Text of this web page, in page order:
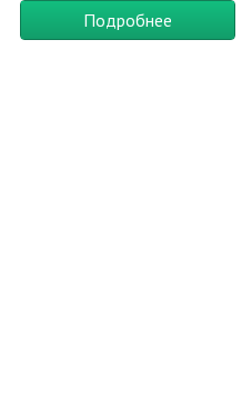
тюлем и тяжелыми шторами.
рисунка натуральной
или медного
Подробнее